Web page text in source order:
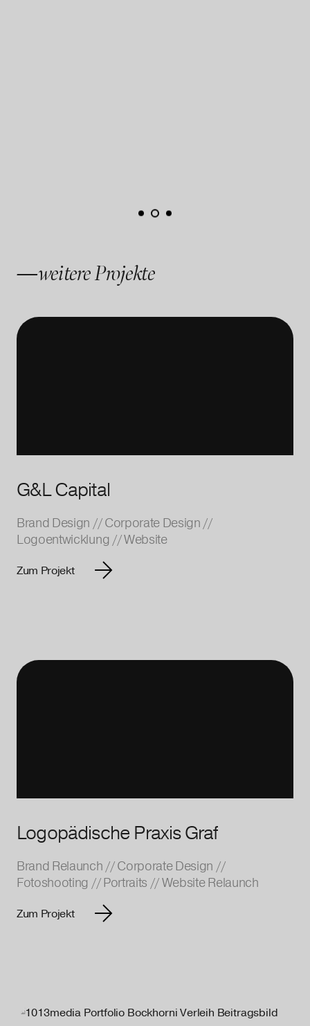
—weitere Projekte
G&L Capital
Brand Design //Corporate Design //
Logoentwicklung //Website
Zum Projekt
Logopädische Praxis Graf
Brand Relaunch //Corporate Design //
Fotoshooting //Portraits //Website Relaunch
Zum Projekt